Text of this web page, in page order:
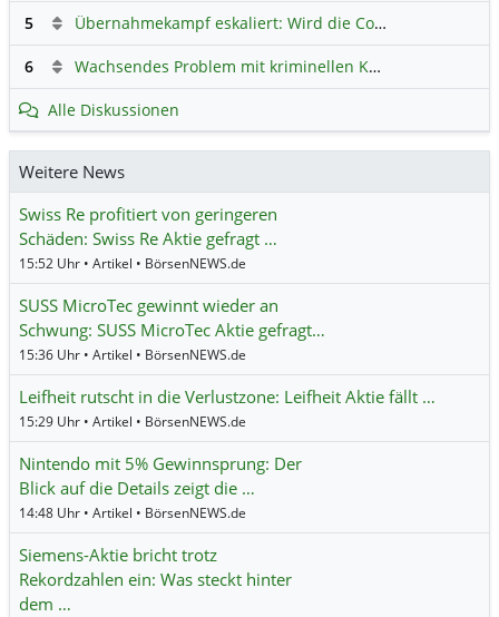
5 Übernahmekampf eskaliert: Wird die Commerzbank italienisch?
6 Wachsendes Problem mit kriminellen Kunden im Online-Handel
Alle Diskussionen
Weitere News
Swiss Re profitiert von geringeren
Schäden: Swiss Re Aktie gefragt …
15:52 Uhr • Artikel • BörsenNEWS.de
SUSS MicroTec gewinnt wieder an
Schwung: SUSS MicroTec Aktie gefragt…
15:36 Uhr • Artikel • BörsenNEWS.de
Leifheit rutscht in die Verlustzone: Leifheit Aktie fällt …
15:29 Uhr • Artikel • BörsenNEWS.de
Nintendo mit 5% Gewinnsprung: Der
Blick auf die Details zeigt die …
14:48 Uhr • Artikel • BörsenNEWS.de
Siemens-Aktie bricht trotz
Rekordzahlen ein: Was steckt hinter
dem …